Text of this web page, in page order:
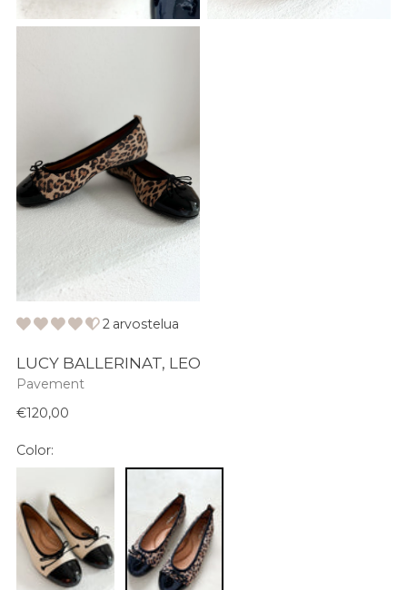
2 arvostelua
LUCY BALLERINAT, LEO
Pavement
Normaali
€120,00
Color: